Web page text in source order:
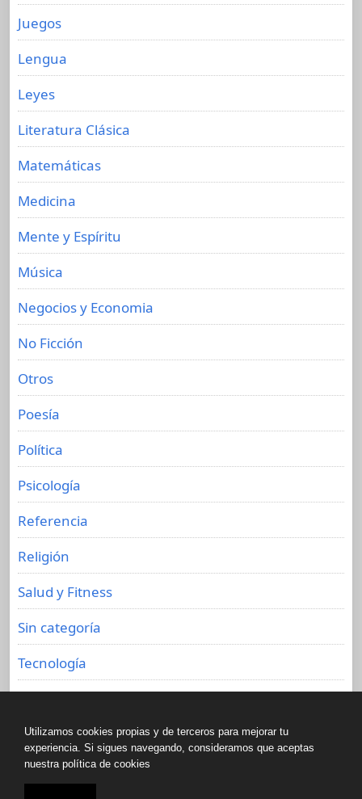
Juegos
Lengua
Leyes
Literatura Clásica
Matemáticas
Medicina
Mente y Espíritu
Música
Negocios y Economia
No Ficción
Otros
Poesía
Política
Psicología
Referencia
Religión
Salud y Fitness
Sin categoría
Tecnología
Copyright © All rights reserved.
Utilizamos cookies propias y de terceros para mejorar tu
experiencia. Si sigues navegando, consideramos que aceptas
nuestra política de cookies